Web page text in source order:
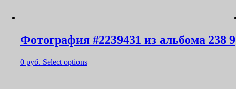
Фотография #2239431 из альбома 238 9
0 руб. Select options